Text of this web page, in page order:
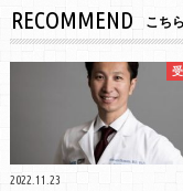
RECOMMEND こち
2022.11.23